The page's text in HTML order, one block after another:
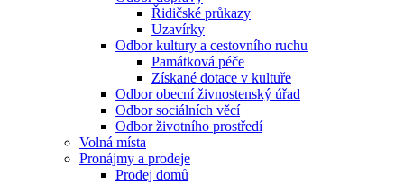
Řidičské průkazy
Uzavírky
Odbor kultury a cestovního ruchu
Památková péče
Získané dotace v kultuře
Odbor obecní živnostenský úřad
Odbor sociálních věcí
Odbor životního prostředí
Volná místa
Pronájmy a prodeje
Prodej domů